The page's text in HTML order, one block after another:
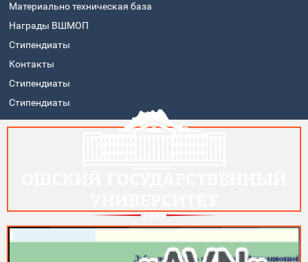
Материально техническая база
Награды ВШМОП
Стипендиаты
Контакты
Стипендиаты
Стипендиаты